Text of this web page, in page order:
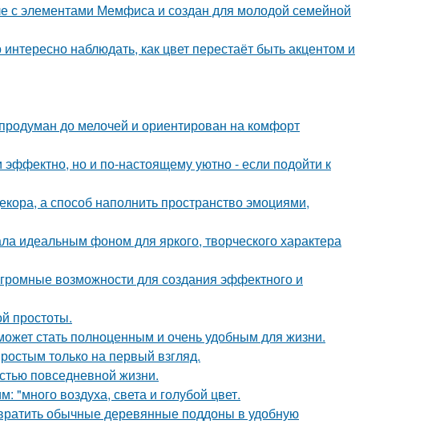
с элементами Мемфиса и создан для молодой семейной
наблюдать, как цвет перестаёт быть акцентом и
до мелочей и ориентирован на комфорт
но и по-настоящему уютно - если подойти к
а способ наполнить пространство эмоциями,
идеальным фоном для яркого, творческого характера
возможности для создания эффектного и
простоты.
стать полноценным и очень удобным для жизни.
только на первый взгляд.
повседневной жизни.
воздуха, света и голубой цвет.
обычные деревянные поддоны в удобную